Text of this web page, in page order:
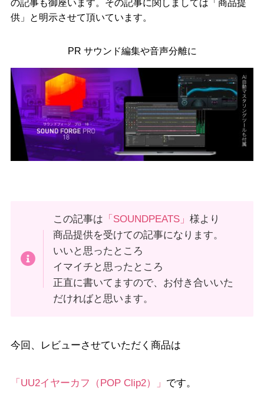
供」と明示させて頂いています。
PR サウンド編集や音声分離に
この記事は 「SOUNDPEATS」様より
商品提供を受けての記事になります。
いいと思ったところ
イマイチと思ったところ
正直に書いてますので、お付き合いいた
だければと思います。
今回、レビューさせていただく商品は
「UU2イヤーカフ（POP Clip2）」 です。